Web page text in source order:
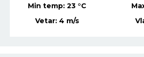
Min temp:21 °C
Vetar:4 m/s